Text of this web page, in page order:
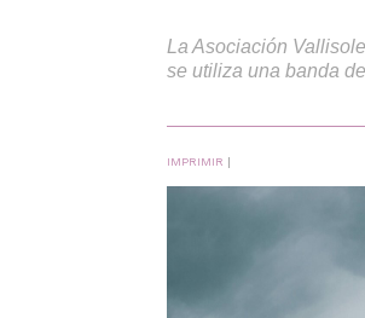
La Asociación
se utiliza una banda
IMPRIMIR |